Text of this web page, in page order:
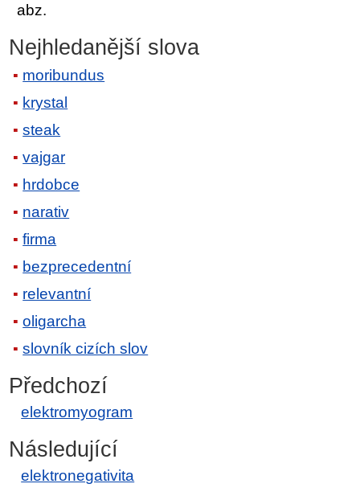
abz.
Nejhledanější slova
moribundus
krystal
steak
vajgar
hrdobce
narativ
firma
bezprecedentní
relevantní
oligarcha
slovník cizích slov
Předchozí
elektromyogram
Následující
elektronegativita